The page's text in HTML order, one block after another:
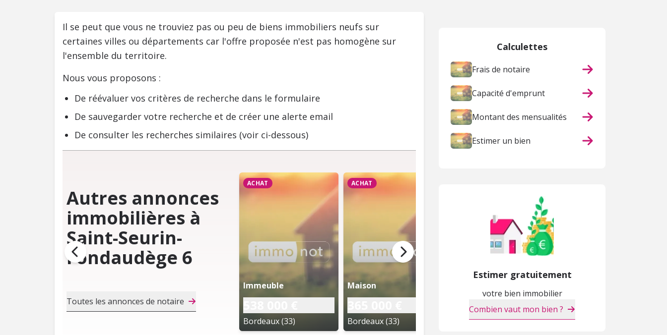
Il se peut que vous ne trouviez pas ou peu de biens immobiliers neufs sur
certaines villes ou départements car l'offre proposée n'est pas homogène sur
l'ensemble du territoire.
Nous vous proposons :
De réévaluer vos critères de recherche dans le formulaire
De sauvegarder votre recherche et de créer une alerte email
De consulter les recherches similaires (voir ci-dessous)
Autres annonces
immobilières à
Saint-Seurin-
Fondaudège 6
Toutes les annonces de notaire
ACHAT
Immeuble
Bordeaux (33)
ACHAT
Maison
Bordeaux (33)
480 000 €
Bordeaux (33)
225 000 €
Bordeaux (33)
Calculettes
Frais de notaire
Capacité d'emprunt
Montant des mensualités
Estimer un bien
Estimer gratuitement
votre bien immobilier
Combien vaut mon bien ?